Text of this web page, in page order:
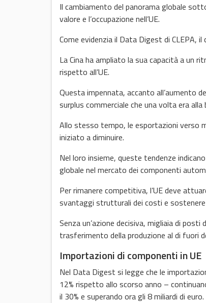
Il cambiamento del panorama globale
valore e l’occupazione nell’UE.
Come evidenzia il Data Digest di CLEPA,
La Cina ha ampliato la sua capacità a un
rispetto all’UE.
Questa impennata, accanto all’aumento
surplus commerciale che una volta era
Allo stesso tempo, le esportazioni verso
iniziato a diminuire.
Nel loro insieme, queste tendenze
globale nel mercato dei componenti
Per rimanere competitiva, l’UE deve
svantaggi strutturali dei costi e
Senza un’azione decisiva, migliaia di
trasferimento della produzione al di fuori
Importazioni di componenti in UE
Nel Data Digest si legge che le
12% rispetto allo scorso anno –
il 30% e superando ora gli 8 miliardi di euro.